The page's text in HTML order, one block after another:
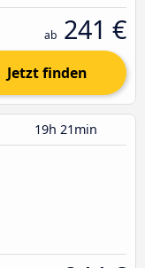
ab 241 €
Jetzt finden
19h 21min